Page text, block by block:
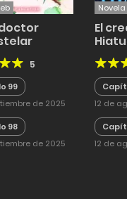
5
99
de 2025
98
de 2025
El
12 de
12 de